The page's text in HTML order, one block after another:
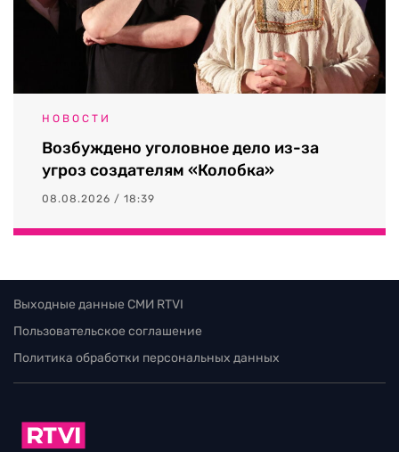
НОВОСТИ
Возбуждено уголовное дело из-за
угроз создателям «Колобка»
08.08.2026 / 18:39
Выходные данные СМИ RTVI
Пользовательское соглашение
Политика обработки персональных данных